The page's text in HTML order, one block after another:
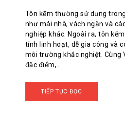
Tôn kẽm thường sử dụng
như mái nhà, vách ngăn và
nghiệp khác. Ngoài ra, tôn
tính linh hoạt, dễ gia công và
môi trường khắc nghiệt. Cùng
đặc điểm,…
TIẾP TỤC ĐỌC